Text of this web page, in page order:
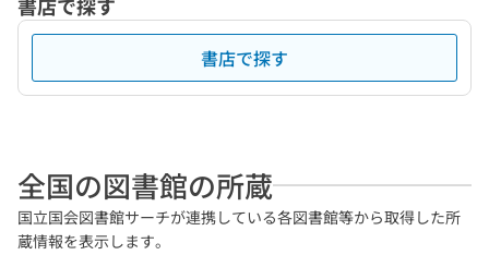
書店で探す
全国の図書館の所蔵
国立国会図書館サーチが連携している各図書館等から取得した所
蔵情報を表示します。